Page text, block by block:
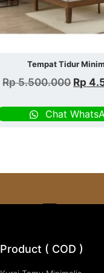
Tempat Tidur
Rp5.500.000 Rp
Chat
Product ( COD )